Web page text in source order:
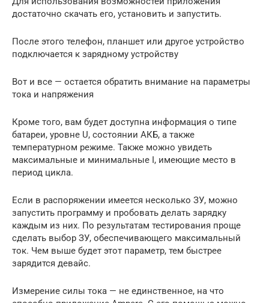
достаточно скачать его, установить и запустить.
После этого телефон, планшет или другое устройство
подключается к зарядному устройству
Вот и все — остается обратить внимание на параметры
тока и напряжения
Кроме того, вам будет доступна информация о типе
батареи, уровне U, состоянии АКБ, а также
температурном режиме. Также можно увидеть
максимальные и минимальные I, имеющие место в
период цикла.
Если в распоряжении имеется несколько ЗУ, можно
запустить программу и пробовать делать зарядку
каждым из них. По результатам тестирования проще
сделать выбор ЗУ, обеспечивающего максимальный
ток. Чем выше будет этот параметр, тем быстрее
зарядится девайс.
Измерение силы тока — не единственное, на что